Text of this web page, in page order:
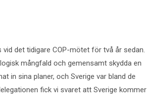
det tidigare COP-mötet för två år sedan.
mångfald och gemensamt skydda en
in sina planer, och Sverige var bland de
fick vi svaret att Sverige kommer